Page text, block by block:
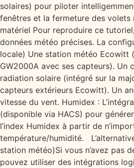
solaires) pour piloter
fenêtres et la fermeture des
matériel Pour reproduire ce
données météo précises. La
locale) Une station météo Ecowitt
GW2000A avec ses capteurs). Un
radiation solaire (intégré sur la
capteurs extérieurs Ecowitt). Un
vitesse du vent. Humidex :
(disponible via HACS) pour
l’index Humidex à partir de
température/humidité.
station météo)Si vous n’avez pas
pouvez utiliser des intégrations